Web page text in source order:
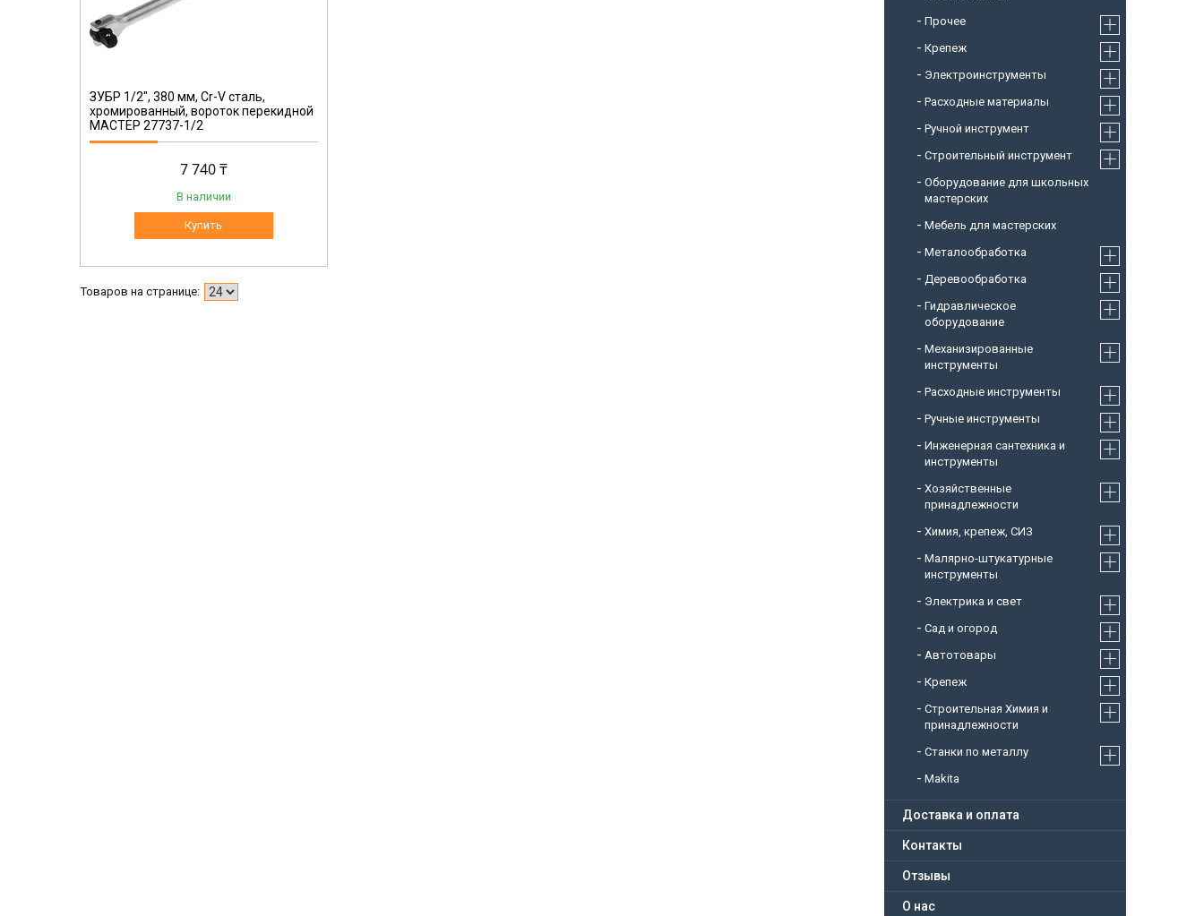
ЗУБР 1/2", 380 мм, Cr-V сталь,
хромированный, вороток перекидной
МАСТЕР 27737-1/2
7 740 ₸
В наличии
Купить
Прочее
Крепеж
Электроинструменты
Расходные материалы
Ручной инструмент
Строительный инструмент
Оборудование для школьных
мастерских
Мебель для мастерских
Металообработка
Деревообработка
Гидравлическое
оборудование
Механизированные
инструменты
Расходные инструменты
Ручные инструменты
Инженерная сантехника и
инструменты
Хозяйственные
принадлежности
Химия, крепеж, СИЗ
Малярно-штукатурные
инструменты
Электрика и свет
Сад и огород
Автотовары
Крепеж
Строительная Химия и
принадлежности
Станки по металлу
Makita
Доставка и оплата
Контакты
Отзывы
О нас